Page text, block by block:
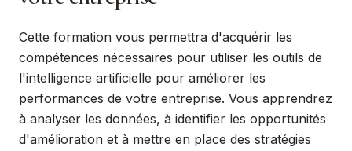
Cette formation vous permettra d'acquérir les
compétences nécessaires pour utiliser les outils de
l'intelligence artificielle pour améliorer les
performances de votre entreprise. Vous apprendrez
à analyser les données, à identifier les opportunités
d'amélioration et à mettre en place des stratégies